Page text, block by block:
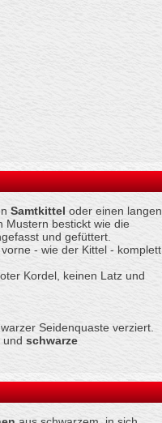
Samtkittel oder einen langen
Mustern bestickt wie die
und gefüttert.
- wie der Kittel - komplett
Kordel, keinen Latz und
Seidenquaste verziert.
und schwarze